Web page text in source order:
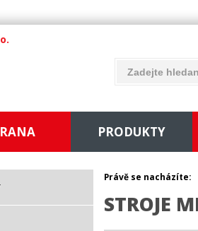
PRODUKTY
Právě se nacházíte:
STROJE